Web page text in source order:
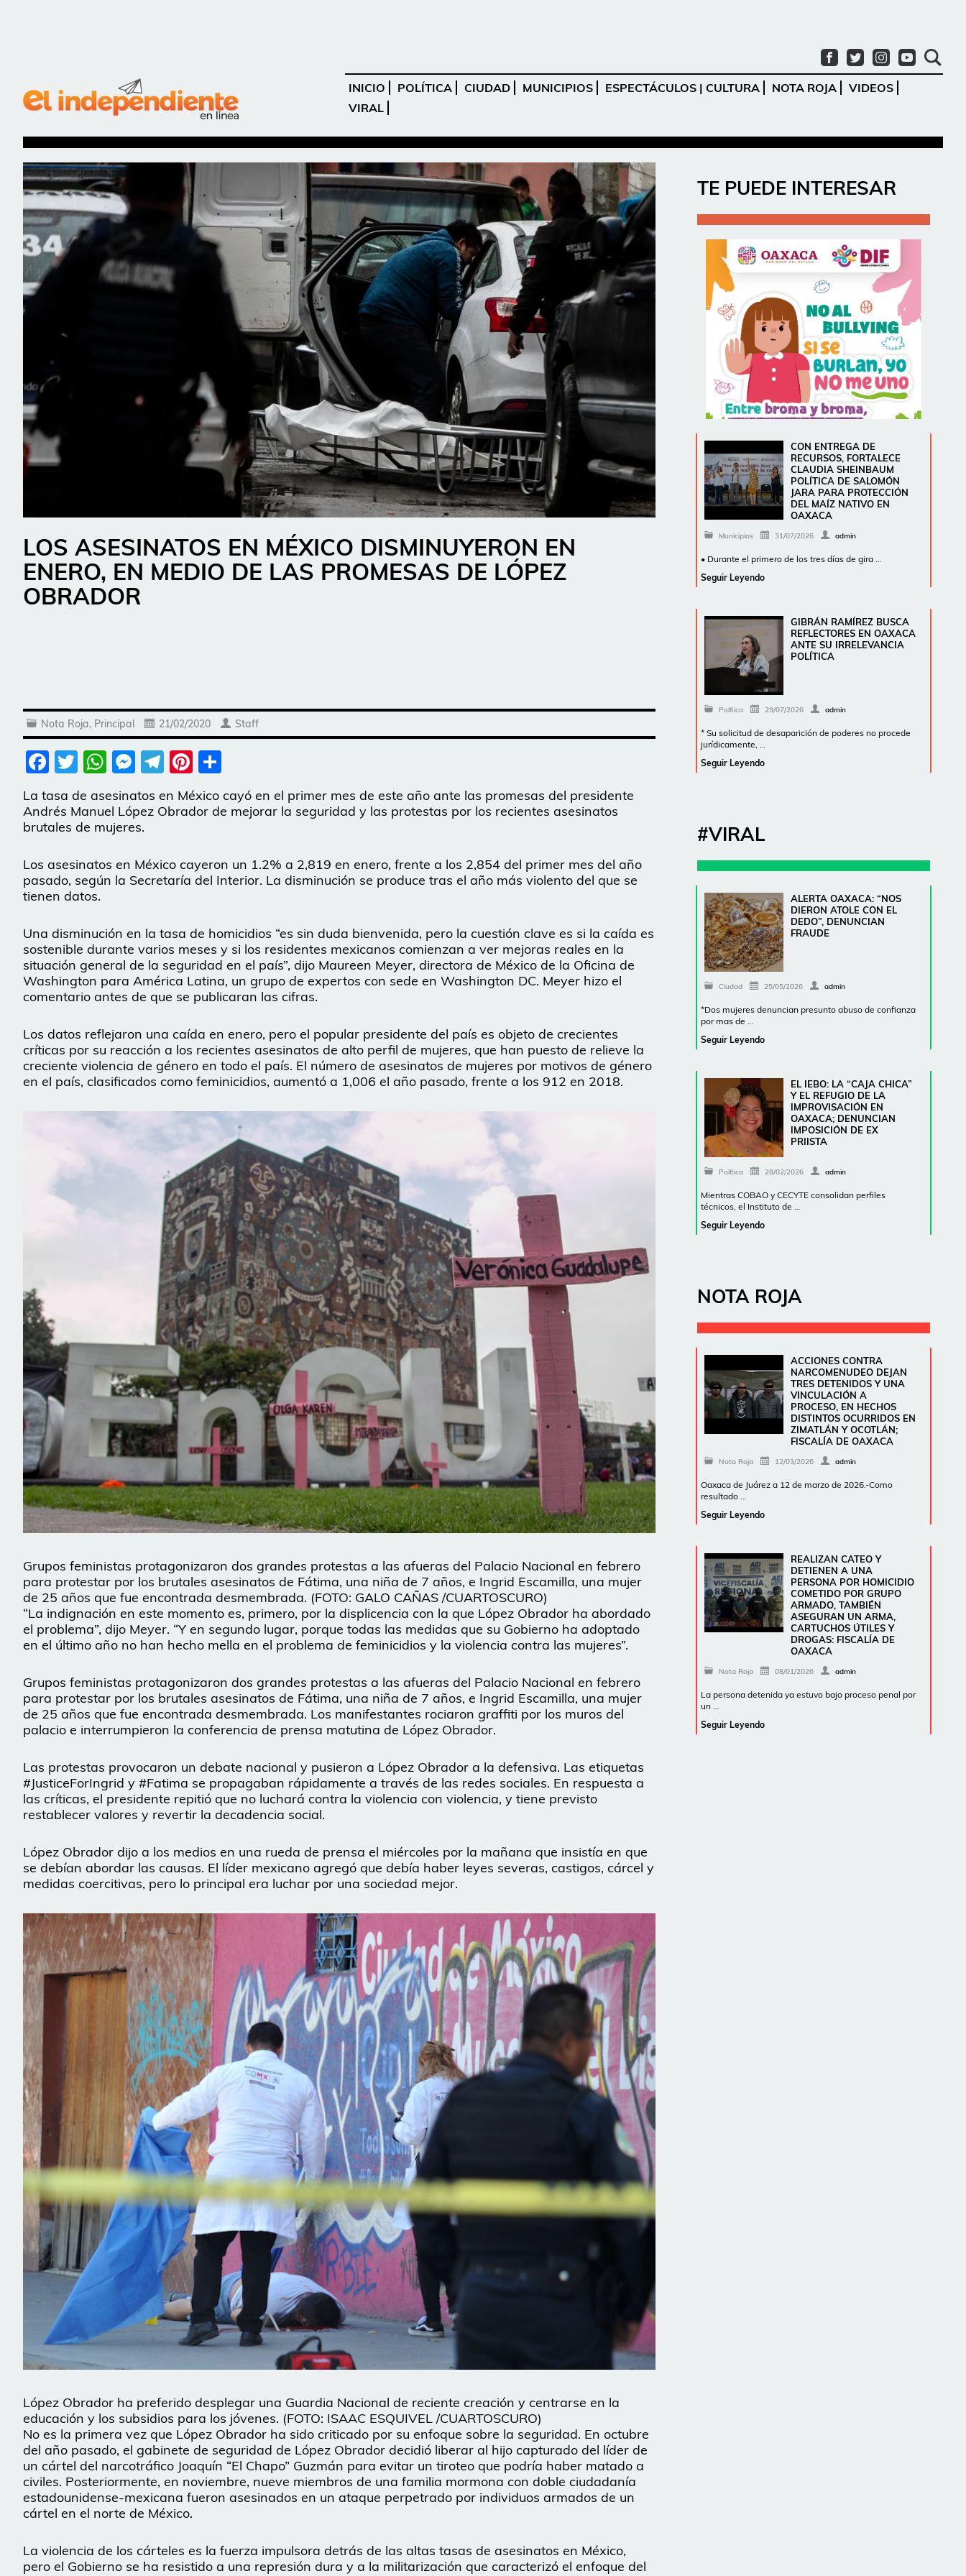
INICIO POLÍTICA CIUDAD MUNICIPIOS ESPECTÁCULOS | CULTURA NOTA ROJA
VIDEOS
VIRAL
LOS ASESINATOS EN MÉXICO DISMINUYERON EN
ENERO, EN MEDIO DE LAS PROMESAS DE LÓPEZ
OBRADOR
Nota Roja, Principal 21/02/2020 Staff
Facebook
Twitter
WhatsApp
Messenger
Telegram
Pinterest
La tasa de asesinatos en México cayó en el primer mes de este año ante las promesas del presidente
Andrés Manuel López Obrador de mejorar la seguridad y las protestas por los recientes asesinatos
brutales de mujeres.
Los asesinatos en México cayeron un 1.2% a 2,819 en enero, frente a los 2,854 del primer mes del año
pasado, según la Secretaría del Interior. La disminución se produce tras el año más violento del que se
tienen datos.
Una disminución en la tasa de homicidios “es sin duda bienvenida, pero la cuestión clave es si la caída es
sostenible durante varios meses y si los residentes mexicanos comienzan a ver mejoras reales en la
situación general de la seguridad en el país”, dijo Maureen Meyer, directora de México de la Oficina de
Washington para América Latina, un grupo de expertos con sede en Washington DC. Meyer hizo el
comentario antes de que se publicaran las cifras.
Los datos reflejaron una caída en enero, pero el popular presidente del país es objeto de crecientes
críticas por su reacción a los recientes asesinatos de alto perfil de mujeres, que han puesto de relieve la
creciente violencia de género en todo el país. El número de asesinatos de mujeres por motivos de género
en el país, clasificados como feminicidios, aumentó a 1,006 el año pasado, frente a los 912 en 2018.
Grupos feministas protagonizaron dos grandes protestas a las afueras del Palacio Nacional en febrero
para protestar por los brutales asesinatos de Fátima, una niña de 7 años, e Ingrid Escamilla, una mujer
de 25 años que fue encontrada desmembrada. (FOTO: GALO CAÑAS /CUARTOSCURO)
“La indignación en este momento es, primero, por la displicencia con la que López Obrador ha abordado
el problema”, dijo Meyer. “Y en segundo lugar, porque todas las medidas que su Gobierno ha adoptado
en el último año no han hecho mella en el problema de feminicidios y la violencia contra las mujeres”.
Grupos feministas protagonizaron dos grandes protestas a las afueras del Palacio Nacional en febrero
para protestar por los brutales asesinatos de Fátima, una niña de 7 años, e Ingrid Escamilla, una mujer
de 25 años que fue encontrada desmembrada. Los manifestantes rociaron graffiti por los muros del
palacio e interrumpieron la conferencia de prensa matutina de López Obrador.
Las protestas provocaron un debate nacional y pusieron a López Obrador a la defensiva. Las etiquetas
#JusticeForIngrid y #Fatima se propagaban rápidamente a través de las redes sociales. En respuesta a
las críticas, el presidente repitió que no luchará contra la violencia con violencia, y tiene previsto
restablecer valores y revertir la decadencia social.
López Obrador dijo a los medios en una rueda de prensa el miércoles por la mañana que insistía en que
se debían abordar las causas. El líder mexicano agregó que debía haber leyes severas, castigos, cárcel y
medidas coercitivas, pero lo principal era luchar por una sociedad mejor.
López Obrador ha preferido desplegar una Guardia Nacional de reciente creación y centrarse en la
educación y los subsidios para los jóvenes. (FOTO: ISAAC ESQUIVEL /CUARTOSCURO)
No es la primera vez que López Obrador ha sido criticado por su enfoque sobre la seguridad. En octubre
del año pasado, el gabinete de seguridad de López Obrador decidió liberar al hijo capturado del líder de
un cártel del narcotráfico Joaquín “El Chapo” Guzmán para evitar un tiroteo que podría haber matado a
civiles. Posteriormente, en noviembre, nueve miembros de una familia mormona con doble ciudadanía
estadounidense-mexicana fueron asesinados en un ataque perpetrado por individuos armados de un
cártel en el norte de México.
La violencia de los cárteles es la fuerza impulsora detrás de las altas tasas de asesinatos en México,
pero el Gobierno se ha resistido a una represión dura y a la militarización que caracterizó el enfoque del
TE PUEDE INTERESAR
CON ENTREGA DE
RECURSOS, FORTALECE
CLAUDIA SHEINBAUM
POLÍTICA DE SALOMÓN
JARA PARA PROTECCIÓN
DEL MAÍZ NATIVO EN
OAXACA
Municipios 31/07/2026 admin
• Durante el primero de los tres días de gira …
Seguir Leyendo
GIBRÁN RAMÍREZ BUSCA
REFLECTORES EN OAXACA
ANTE SU IRRELEVANCIA
POLÍTICA
Política 29/07/2026 admin
* Su solicitud de desaparición de poderes no procede
jurídicamente, …
Seguir Leyendo
#VIRAL
ALERTA OAXACA: “NOS
DIERON ATOLE CON EL
DEDO”, DENUNCIAN
FRAUDE
Ciudad 25/05/2026 admin
*Dos mujeres denuncian presunto abuso de confianza
por mas de …
Seguir Leyendo
EL IEBO: LA “CAJA CHICA”
Y EL REFUGIO DE LA
IMPROVISACIÓN EN
OAXACA; DENUNCIAN
IMPOSICIÓN DE EX
PRIISTA
Política 28/02/2026 admin
Mientras COBAO y CECYTE consolidan perfiles
técnicos, el Instituto de …
Seguir Leyendo
NOTA ROJA
ACCIONES CONTRA
NARCOMENUDEO DEJAN
TRES DETENIDOS Y UNA
VINCULACIÓN A
PROCESO, EN HECHOS
DISTINTOS OCURRIDOS EN
ZIMATLÁN Y OCOTLÁN;
FISCALÍA DE OAXACA
Nota Roja 12/03/2026 admin
Oaxaca de Juárez a 12 de marzo de 2026.-Como
resultado …
Seguir Leyendo
REALIZAN CATEO Y
DETIENEN A UNA
PERSONA POR HOMICIDIO
COMETIDO POR GRUPO
ARMADO, TAMBIÉN
ASEGURAN UN ARMA,
CARTUCHOS ÚTILES Y
DROGAS: FISCALÍA DE
OAXACA
Nota Roja 08/01/2026 admin
La persona detenida ya estuvo bajo proceso penal por
un …
Seguir Leyendo